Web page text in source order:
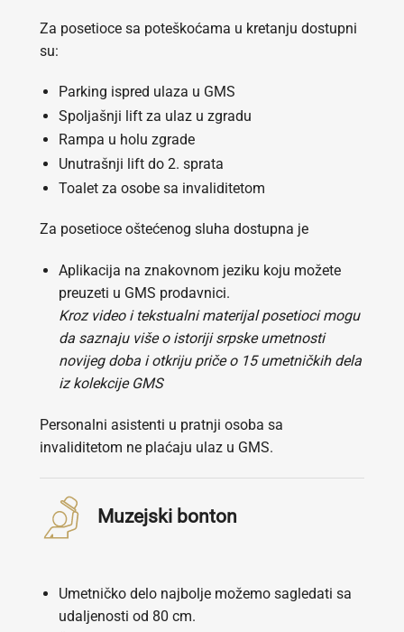
Za posetioce sa poteškoćama u kretanju dostupni
su:
Parking ispred ulaza u GMS
Spoljašnji lift za ulaz u zgradu
Rampa u holu zgrade
Unutrašnji lift do 2. sprata
Toalet za osobe sa invaliditetom
Za posetioce oštećenog sluha dostupna je
Aplikacija na znakovnom jeziku koju možete
preuzeti u GMS prodavnici.
Kroz video i tekstualni materijal posetioci mogu
da saznaju više o istoriji srpske umetnosti
novijeg doba i otkriju priče o 15 umetničkih dela
iz kolekcije GMS
Personalni asistenti u pratnji osoba sa
invaliditetom ne plaćaju ulaz u GMS.
Muzejski bonton
Umetničko delo najbolje možemo sagledati sa
udaljenosti od 80 cm.